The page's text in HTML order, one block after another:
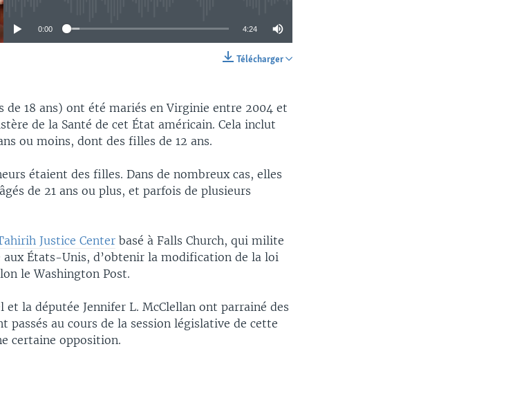
0:00 4:24
Télécharger
de 18 ans) ont été mariés en Virginie entre 2004 et
de la Santé de cet État américain. Cela inclut
ou moins, dont des filles de 12 ans.
étaient des filles. Dans de nombreux cas, elles
de 21 ans ou plus, et parfois de plusieurs
Justice Center basé à Falls Church, qui milite
États-Unis, d’obtenir la modification de la loi
le Washington Post.
et la députée Jennifer L. McClellan ont parrainé des
au cours de la session législative de cette
certaine opposition.